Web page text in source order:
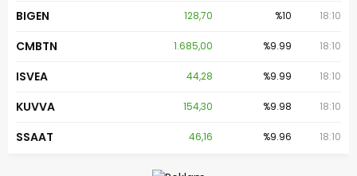
BIGEN 128,70 %10 18:10
CMBTN 1.685,00 %9.99 18:10
ISVEA 44,28 %9.99 18:10
KUVVA 154,30 %9.98 18:10
SSAAT 46,16 %9.96 18:10